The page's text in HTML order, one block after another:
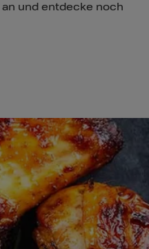
an und entdecke noch